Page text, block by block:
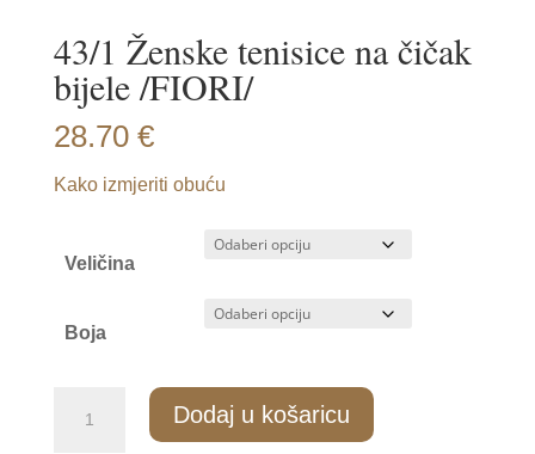
43/1 Ženske tenisice na čičak
bijele /FIORI/
28.70 €
Kako izmjeriti obuću
Veličina
Boja
Dodaj u košaricu